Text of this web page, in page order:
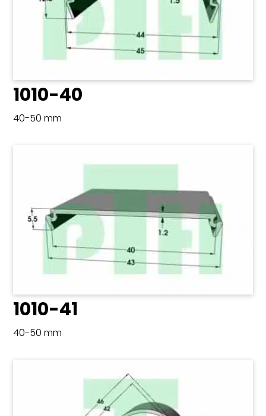
1010-40
40-50 mm
1010-41
40-50 mm